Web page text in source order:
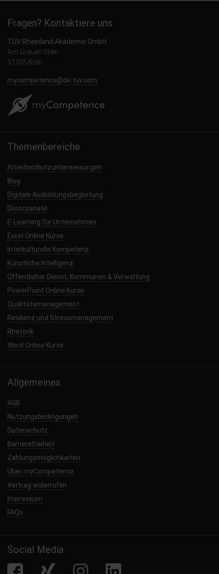
Fragen? Kontaktiere uns
TÜV Rheinland Akademie GmbH
Am Grauen Stein
51105 Köln
mycompetence@de.tuv.com
Themenbereiche
Arbeitsschutzunterweisungen
Blog
Digitale Ausbildungsbegleitung
Diisocyanate
E-Learning für Unternehmen
Excel Online Kurse
Interkulturelle Kompetenz
Künstliche Intelligenz
Öffentlicher Dienst, Kommunen & Verwaltung
PowerPoint Online Kurse
Qualitätsmanagement
Resilienz und Stressmanagement
Rhetorik
Word Online Kurse
Allgemeines
AGB
Nutzungsbedingungen
Datenschutz
Barrierefreiheit
Zahlungsmöglichkeiten
Über myCompetence
Vertrag widerrufen
Impressum
FAQs
Social Media
facebook Xing Instagram LinkedIn